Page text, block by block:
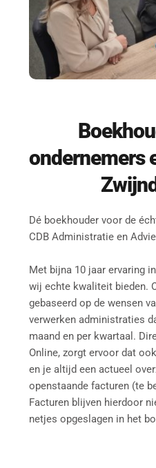
Dé boekhouder voor de
CDB Administratie en
Met bijna 10 jaar ervaring
wij echte kwaliteit bieden.
gebaseerd op de wensen
verwerken administraties
maand en per kwartaal.
Online, zorgt ervoor dat
en je altijd een actueel
openstaande facturen (te
Facturen blijven hierdoor